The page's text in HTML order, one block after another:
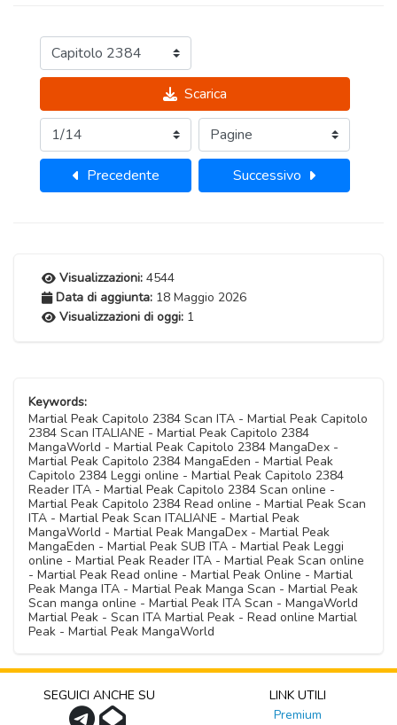
Scarica
Precedente Successivo
Visualizzazioni: 4544
Data di aggiunta: 18 Maggio 2026
Visualizzazioni di oggi: 1
Keywords:
Martial Peak Capitolo 2384 Scan ITA - Martial Peak Capitolo
2384 Scan ITALIANE - Martial Peak Capitolo 2384
MangaWorld - Martial Peak Capitolo 2384 MangaDex -
Martial Peak Capitolo 2384 MangaEden - Martial Peak
Capitolo 2384 Leggi online - Martial Peak Capitolo 2384
Reader ITA - Martial Peak Capitolo 2384 Scan online -
Martial Peak Capitolo 2384 Read online - Martial Peak Scan
ITA - Martial Peak Scan ITALIANE - Martial Peak
MangaWorld - Martial Peak MangaDex - Martial Peak
MangaEden - Martial Peak SUB ITA - Martial Peak Leggi
online - Martial Peak Reader ITA - Martial Peak Scan online
- Martial Peak Read online - Martial Peak Online - Martial
Peak Manga ITA - Martial Peak Manga Scan - Martial Peak
Scan manga online - Martial Peak ITA Scan - MangaWorld
Martial Peak - Scan ITA Martial Peak - Read online Martial
Peak - Martial Peak MangaWorld
SEGUICI ANCHE SU
LINK UTILI
Premium